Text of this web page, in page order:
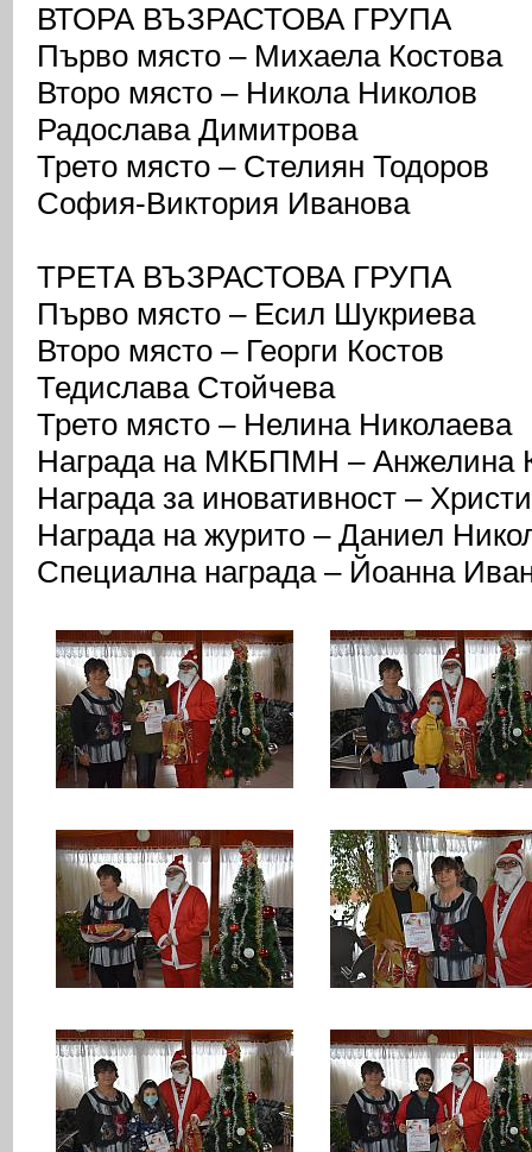
ВТОРА ВЪЗРАСТОВА ГРУПА
Първо място – Михаела Костова
Второ място – Никола Николов
Радослава Димитрова
Трето място – Стелиян Тодоров
София-Виктория Иванова
ТРЕТА ВЪЗРАСТОВА ГРУПА
Първо място – Есил Шукриева
Второ място – Георги Костов
Тедислава Стойчева
Трето място – Нелина Николаева
Награда на МКБПМН – Анжелина
Награда за иновативност –
Награда на журито – Даниел
Специална награда – Йоанна